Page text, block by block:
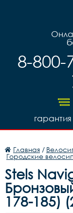
8-800-
гарантия
Главная /
Городские
Stels
178-185)